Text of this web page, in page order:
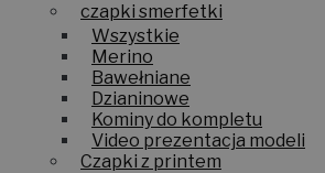
czapki smerfetki
Wszystkie
Merino
Bawełniane
Dzianinowe
Kominy do kompletu
Video prezentacja modeli
Czapki z printem